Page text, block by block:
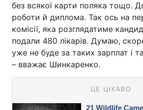
без всякої карти поляка тощо.
роботи й диплома. Так ось на
комісії, яка розглядатиме
подали 480 лікарів. Думаю,
уже не буде за таких зарплат і
– вважає Шинкаренко.